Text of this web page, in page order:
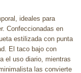
ideales para
Confeccionadas en
estilizada con punta
El taco bajo con
el uso diario, mientras
las convierte